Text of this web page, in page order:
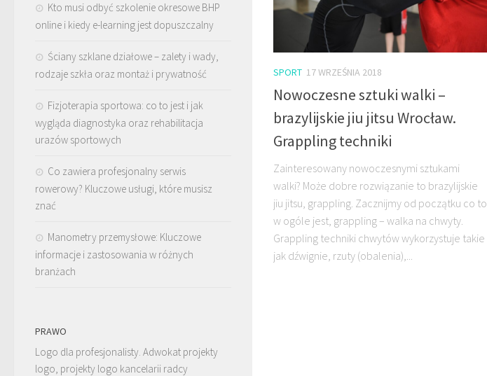
SPORT 17 WRZEŚNIA 2018
Nowoczesne sztuki walki –
brazylijskie jiu jitsu Wrocław.
Grappling techniki
Zainteresowany nowoczesnymi sztukami
walki? Może dobre rozwiązanie to brazylijskie
jiu jitsu, grappling. Zacznijmy od początku co to
w ogóle jest, grappling – walka na chwyty.
Grappling techniki chwytów wykorzystuje takie
jak dźwignie, rzuty (obalenia),...
Kto musi odbyć szkolenie okresowe BHP
online i kiedy e-learning jest dopuszczalny
Ściany szklane działowe – zalety i wady,
rodzaje szkła oraz montaż i prywatność
Fizjoterapia sportowa: co to jest i jak
wygląda diagnostyka oraz rehabilitacja
urazów sportowych
Co zawiera profesjonalny serwis
rowerowy? Kluczowe usługi, które musisz
znać
Manometry przemysłowe: Kluczowe
informacje i zastosowania w różnych
branżach
PRAWO
Logo dla profesjonalisty. Adwokat projekty
logo, projekty logo kancelarii radcy